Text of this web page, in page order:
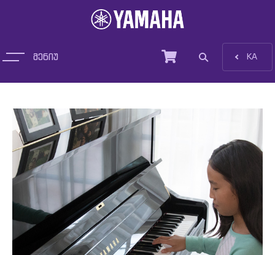
მენიუ KA
სიახლეები
დახმარება და ტრეინინგი
სერვისები